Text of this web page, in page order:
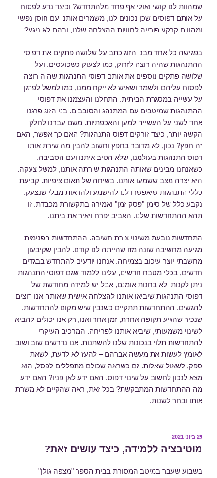
שמהוות לנו קושי ואולי אף פחד מלהתחדש? וכיצד נדע לפסוח
על אותם דפוסים שכן נכונים לנו, משמרים אותנו עם חוסן נפשי
ומהווים קרקע פורייה לחוויות ההצלחה שלנו, ובהם לא ניגע?
בפגישה כל אחד מבני הזוג כתב על שלושה פתקים את דפוסי
ההתנהגות שהיה רוצה לזרוק, כמו לצעוק כשכועסים. ועל
שלושה פתקים נוספים את אותם דפוסי התנהגות שהיה רוצה
לפסוח עליהם ולשמר ושאיש לא ייקח ממנו, כמו למשל לפרגן
על עשייה במסגרת הביתית. התחלנו והעצמנו את דפוסי
ההתנהגות שמיטבים עם המתנהג והסובבים. בני הזוג פרגנו
אחד לשני על העשייה למען והאכפתיות. משם עברנו לחלק
הקשה יותר, כיצד זורקים דפוס התנהגות? האם כך אפשר, האם
זה חפץ? נכון, לא מדובר בחפץ וחשוב להבין מה שירת אותו
דפוס התנהגות בעולמנו, שלא הטיב איתנו ועם הסביבה.
כשאנחנו מבינים שאותה התנהגות שירתה אותנו, למשל צעקה.
היא יצרה מצב ששמעו אותנו. בשיחה של תאום ציפיות. קביעת
כללי התנהגות שיאפשרו לנו להישמע ולהראות מבלי שנצעק.
נקבע כלל של סימן "פסק זמן" ואמירה בתקשורת מכבדת. זו
תהא ההתחדשות שלנו. האביב יפרח ויאיר את ביתנו.
התחדשות נובעת משינוי צורת חשיבה. ההתחדשות הפנימית
מגיעה מחשיבה שונה מזו שהייתה לנו קודם. להבין שקיבעון
מחשבתי יוצר עיכוב בצמיחה. אנחנו יודעים להתחדש בבגדים
חדשים, בכלי מטבח חדשים, עלינו ללמוד שגם דפוסי התנהגות
ניתן לקנות. לא בחנות אומנם, אבל יש למידה מחודשת של
דפוסי התנהגות שיביאו אותנו להצלחה אישית שאותה אנו רוצים
להגשים. ההתחדשות תתקיים כשנבין שיש מקום להתחדשות.
שנכיר שהגיע תקופה אחרת, זמן אחר ואנו, רק אנו יכולים להביא
לשינוי משמעותי, שיביא אותנו לפריחה. המרכיב העיקרי
להתחדשות תלוי בנכונות שלנו להשתנות. אנו נדרשים שוב ושוב
לאומץ לעשות את מעשה אברהם – להעז לא לדעת, לשאת
ספק, לשאול שאלות. גם כשראה שכולם מתפללים לפסל, הוא
מצא לנכון לחשוב על שינוי דפוס. האם ידע לאן פניו? האם ידע
מה ההתחדשות המתבקשת? בכל זאת, ראה שהקיים לא משרת
אותו ובחר לשנות.
פורסם
29 ביוני 2021
מוטיבציה ללמידה, כיצד עושים זאת?
בשבוע שעבר במיטב המסורת בבית הספר "מצפה גולן"